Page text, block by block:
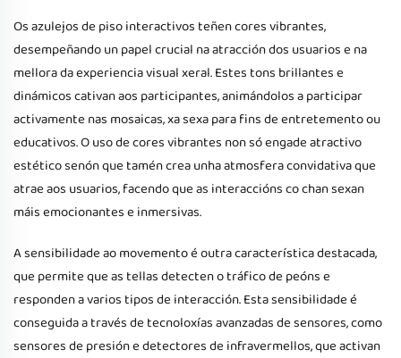
Os azulejos de piso interactivos teñen cores vibrantes,
desempeñando un papel crucial na atracción dos usuarios e na
mellora da experiencia visual xeral. Estes tons brillantes e
dinámicos cativan aos participantes, animándolos a participar
activamente nas mosaicas, xa sexa para fins de entretemento ou
educativos. O uso de cores vibrantes non só engade atractivo
estético senón que tamén crea unha atmosfera convidativa que
atrae aos usuarios, facendo que as interaccións co chan sexan
máis emocionantes e inmersivas.
A sensibilidade ao movemento é outra característica destacada,
que permite que as tellas detecten o tráfico de peóns e
responden a varios tipos de interacción. Esta sensibilidade é
conseguida a través de tecnoloxías avanzadas de sensores, como
sensores de presión e detectores de infravermellos, que activan